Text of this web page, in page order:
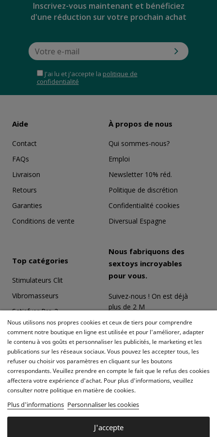
Inscrivez-vous maintenant et bénéficiez
d'une réduction sur votre prochain achat
J'ai lu et j'accepte la politique de
confidentialité
Aide
Contact
FAQs
Livraison
Retours
Garanties
Conditions de vente
À propos de nous
Qui sommes-nous?
Emploi
Newsletter 10% réd.
Politique de discrétion
Confidentialité cookies
Diversual Espagne
Top catégories
Stimulateurs Clit
Vibromasseurs
Satisfyer Pro 2
Coffrets Érotiques
Masturbateurs
Meilleures ventes
Nous fabriquons des
sextoys incroyables
pour vous.
Suivez-nous ! On est déjà
plus de 2 M
Nous utilisons nos propres cookies et ceux de tiers pour comprendre
comment notre boutique en ligne est utilisée et pour l'améliorer, adapter
le contenu à vos goûts et personnaliser les publicités, le marketing et les
publications sur les réseaux sociaux. Vous pouvez les accepter tous, les
refuser ou choisir vos paramètres en cliquant sur les boutons
correspondants. Veuillez prendre en compte le fait que le refus des cookies
affectera votre expérience d'achat. Pour plus d'informations, veuillez
consulter notre politique en matière de cookies.
Plus d'informations Personnaliser les cookies
J'accepte